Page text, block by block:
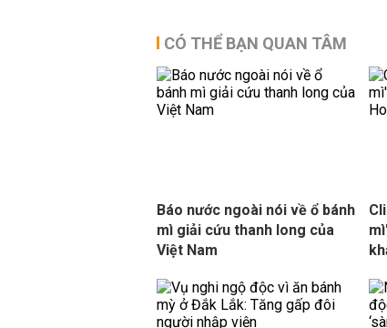
CÓ THỂ BẠN QUAN TÂM
Báo nước ngoài nói về ổ bánh
mì giải cứu thanh long của
Việt Nam